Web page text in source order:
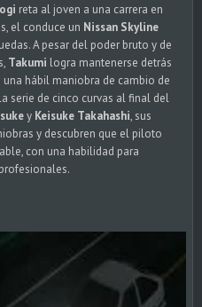
reta al joven a una carrera en
el conduce un Nissan Skyline
A pesar del poder bruto y de
Takumi logra mantenerse detrás
hábil maniobra de cambio de
serie de cinco curvas al final del
y Keisuke Takahashi, sus
y descubren que el piloto
con una habilidad para